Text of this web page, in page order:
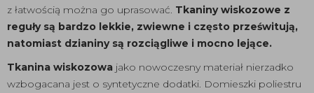
z łatwością można go uprasować. Tkaniny wiskozowe z
reguły są bardzo lekkie, zwiewne i często prześwitują,
natomiast dzianiny są rozciągliwe i mocno lejące.
Tkanina wiskozowa jako nowoczesny materiał nierzadko
wzbogacana jest o syntetyczne dodatki. Domieszki poliestru